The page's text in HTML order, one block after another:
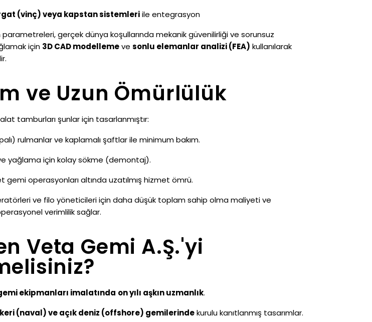
(vinç) veya kapstan sistemleriile entegrasyon
parametreleri, gerçek dünya koşullarında mekanik güvenilirliği ve sorunsuz
için 3D CAD modellemevesonlu elemanlar analizi (FEA) kullanılarak
ve Uzun Ömürlülük
tamburları şunlar için tasarlanmıştır:
rulmanlar ve kaplamalı şaftlar ile minimum bakım.
yağlama için kolay sökme (demontaj).
gemi operasyonları altında uzatılmış hizmet ömrü.
ve filo yöneticileri için daha düşük toplam sahip olma maliyeti ve
verimlilik sağlar.
Veta Gemi A.Ş.'yi
ekipmanları imalatında on yılı aşkın uzmanlık.
(naval) ve açık deniz (offshore) gemilerindekurulu kanıtlanmış tasarımlar.